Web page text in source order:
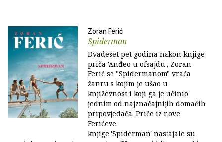
Zoran Ferić
Spiderman
Dvadeset pet godina nakon knjige
priča 'Anđeo u ofsajdu', Zoran
Ferić se "Spidermanom" vraća
žanru s kojim je ušao u
književnost i koji ga je učinio
jednim od najznačajnijih domaćih
pripovjedača. Priče iz nove
Ferićeve
knjige 'Spiderman' nastajale su